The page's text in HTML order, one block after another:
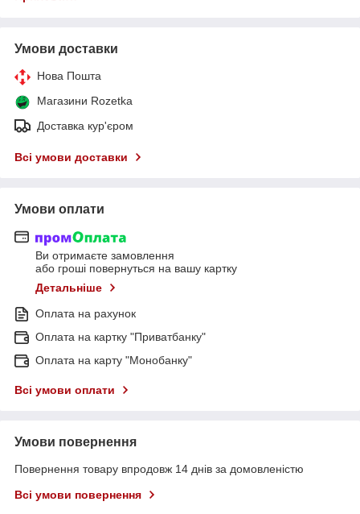
Умови доставки
Нова Пошта
Магазини Rozetka
Доставка кур'єром
Всі умови доставки
Умови оплати
Ви отримаєте замовлення
або гроші повернуться на вашу картку
Детальніше
Оплата на рахунок
Оплата на картку "Приватбанку"
Оплата на карту "Монобанку"
Всі умови оплати
Умови повернення
Повернення товару впродовж 14 днів за домовленістю
Всі умови повернення